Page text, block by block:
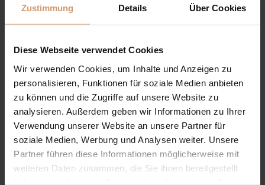
Zustimmung Details Über Cookies
Diese Webseite verwendet Cookies
Wir verwenden Cookies, um Inhalte und Anzeigen zu
personalisieren, Funktionen für soziale Medien anbieten
zu können und die Zugriffe auf unsere Website zu
analysieren. Außerdem geben wir Informationen zu Ihrer
Verwendung unserer Website an unsere Partner für
soziale Medien, Werbung und Analysen weiter. Unsere
Partner führen diese Informationen möglicherweise mit
weiteren Daten zusammen, die Sie ihnen bereitgestellt
Die 8° Dachneigung spielt bei der klassischen
Erweiterungen. Wenn später Glasschiebewände
ergänzt werden sollen, muss die geneigte Dachlinie
sauber berücksichtigt werden. Dafür können Seitenkeile
eine wichtige Rolle spielen. DerSeitenkeil matt anthrazit
oder derSeitenkeil matt weiß hilft, den seitlichen
Höhenunterschied auszugleichen. In Verbindung mit der
Himmelsrichtung bedeutet das: Wer später eine Süd-,
West- oder Wetterseite mit Glas schließen möchte,
sollte die Grundkonstruktion von Anfang an passend